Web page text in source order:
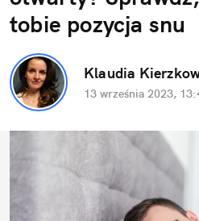
tobie pozycja snu
Klaudia
13 września 2023,